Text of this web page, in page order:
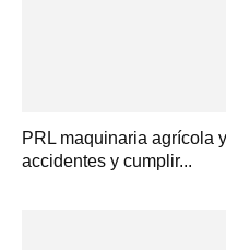
PRL maquinaria agrícola
accidentes y cumplir...